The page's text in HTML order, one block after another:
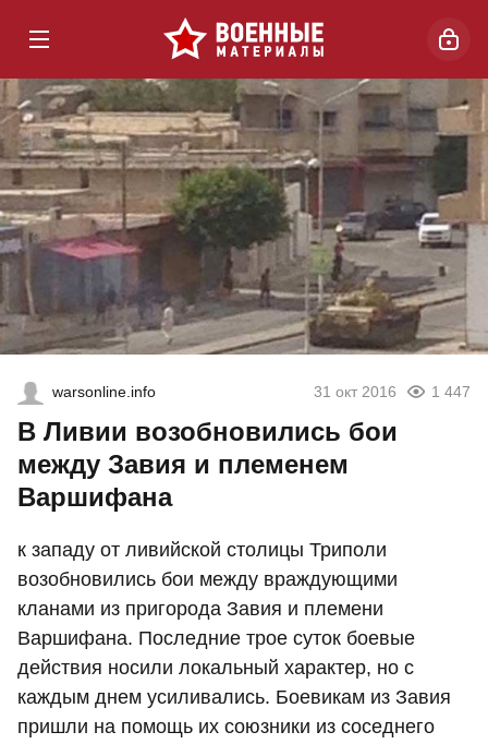
warsonline.info 31 окт 2016 1 447
В Ливии возобновились бои
между Завия и племенем
Варшифана
к западу от ливийской столицы Триполи
возобновились бои между враждующими
кланами из пригорода Завия и племени
Варшифана. Последние трое суток боевые
действия носили локальный характер, но с
каждым днем усиливались. Боевикам из Завия
пришли на помощь их союзники из соседнего